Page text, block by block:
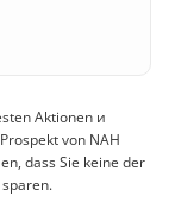
Aktionen и
von NAH
dass Sie keine der